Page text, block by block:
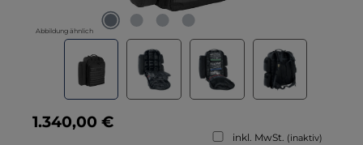
Abbildung ähnlich
Regulärer Preis:
1.340,00 €
inkl. MwSt. (inaktiv)